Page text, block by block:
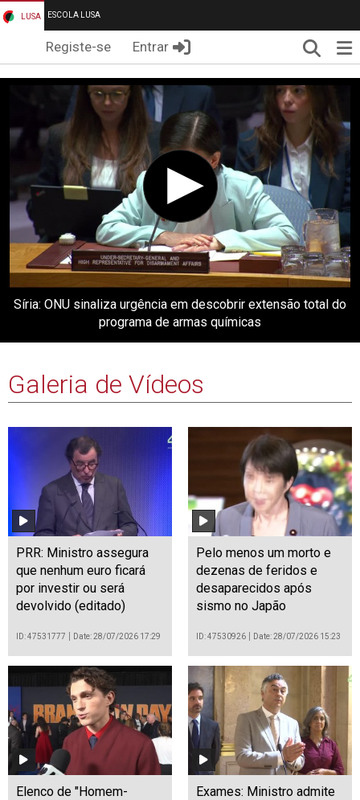
LUSA ESCOLA LUSA
Registe-se Entrar
Síria: ONU sinaliza urgência em descobrir extensão total do
programa de armas químicas
Galeria de Vídeos
PRR: Ministro assegura
que nenhum euro ficará
por investir ou será
devolvido (editado)
ID: 47531777 Date: 28/07/2026 17:29
Pelo menos um morto e
dezenas de feridos e
desaparecidos após
sismo no Japão
ID: 47530926 Date: 28/07/2026 15:23
Elenco de "Homem-
Exames: Ministro admite